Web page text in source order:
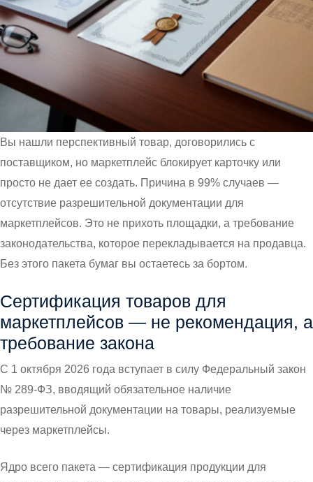
Вы нашли перспективный товар, договорились с
поставщиком, но маркетплейс блокирует карточку или
просто не дает ее создать. Причина в 99% случаев —
отсутствие разрешительной документации для
маркетплейсов. Это не прихоть площадки, а требование
законодательства, которое перекладывается на продавца.
Без этого пакета бумаг вы остаетесь за бортом.
Сертификация товаров для
маркетплейсов — не рекомендация, а
требование закона
С 1 октября 2026 года вступает в силу Федеральный закон
№ 289-ФЗ, вводящий обязательное наличие
разрешительной документации на товары, реализуемые
через маркетплейсы.
Ядро всего пакета — сертификация продукции для